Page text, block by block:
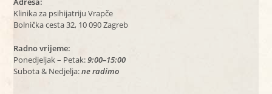
Klinika za psihijatriju Vrapče
Bolnička cesta 32, 10 090 Zagreb
Radno vrijeme:
Ponedjeljak – Petak:9:00–15:00
Subota & Nedjelja:ne radimo